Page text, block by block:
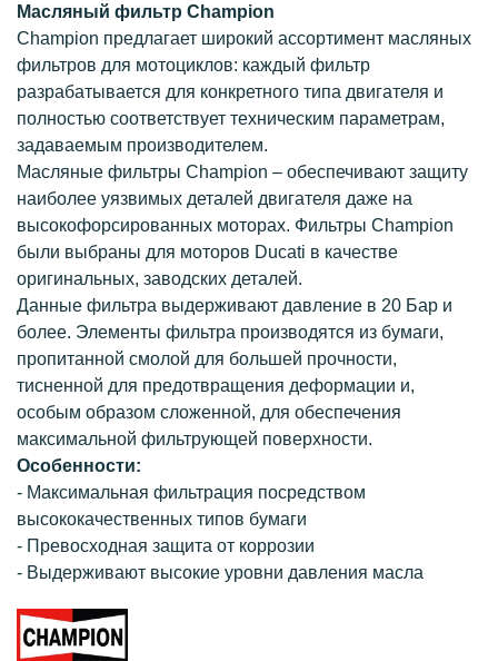
Масляный фильтр Champion
Champion предлагает широкий ассортимент масляных
фильтров для мотоциклов: каждый фильтр
разрабатывается для конкретного типа двигателя и
полностью соответствует техническим параметрам,
задаваемым производителем.
Масляные фильтры Champion – обеспечивают защиту
наиболее уязвимых деталей двигателя даже на
высокофорсированных моторах. Фильтры Champion
были выбраны для моторов Ducati в качестве
оригинальных, заводских деталей.
Данные фильтра выдерживают давление в 20 Бар и
более. Элементы фильтра производятся из бумаги,
пропитанной смолой для большей прочности,
тисненной для предотвращения деформации и,
особым образом сложенной, для обеспечения
максимальной фильтрующей поверхности.
Особенности:
- Максимальная фильтрация посредством
высококачественных типов бумаги
- Превосходная защита от коррозии
- Выдерживают высокие уровни давления масла